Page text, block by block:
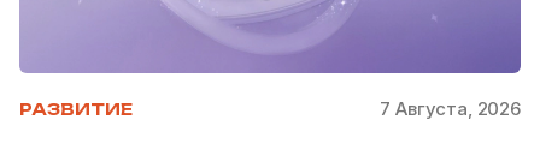
РАЗВИТИЕ 7 Августа, 2026